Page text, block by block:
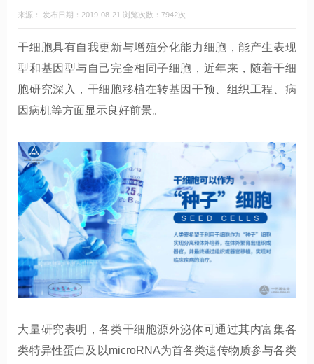
来源： 发布日期：2019-08-21 浏览次数：7942次
干细胞具有自我更新与增殖分化能力细胞，能产生表现
型和基因型与自己完全相同子细胞，近年来，随着干细
胞研究深入，干细胞移植在转基因干预、组织工程、病
因病机等方面显示良好前景。
大量研究表明，各类干细胞源外泌体可通过其内富集各
类特异性蛋白及以microRNA为首各类遗传物质参与各类